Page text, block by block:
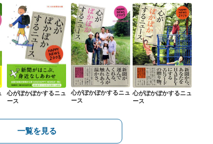
心がぽかぽかするニュ
ース
心がぽかぽかするニュ
ース
心がぽかぽかするニュ
ース
一覧を見る